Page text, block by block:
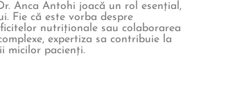
Anca Antohi joacă un rol esențial,
Fie că este vorba despre
nutriționale sau colaborarea
expertiza sa contribuie la
micilor pacienți.